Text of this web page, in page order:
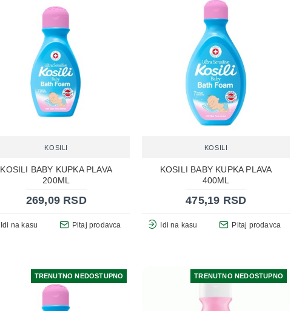
KOSILI
KOSILI BABY KUPKA PLAVA
200ML
269,09 RSD
Idi na kasu Pitaj prodavca
KOSILI
KOSILI BABY KUPKA PLAVA
400ML
475,19 RSD
Idi na kasu Pitaj prodavca
TRENUTNO NEDOSTUPNO TRENUTNO NEDOSTUPNO